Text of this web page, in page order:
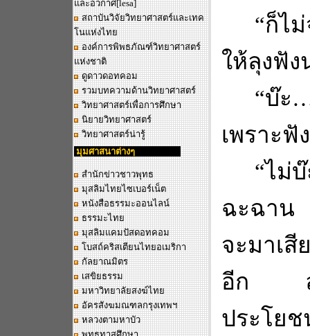
และอวกาศ[lesa]
สถาบันวิจัยวิทยาศาสตร์และเทค
โนแห่งไทย
องค์การพิพธภัณฑ์วิทยาศาสตร์
แห่งชาติ
ดูดาวดอทคอม
รวมบทความด้านวิทยาศาสตร์
วิทยาศาสตร์เพื่อการศึกษา
นิยายวิทยาศาสตร์
วิทยาศาสตร์น่ารู้
มุมศาสนาต่างๆ
สำนักข่าวชาวพุทธ
มุสลิมไทยไซเบอร์เน็ต
หนังสือธรรมะออนไลน์
ธรรมะไทย
มุสลิมแคมปัสดอทคอม
โบสถ์คริสเตียนไทยอเมริกา
กัลยาณมิตร
เสขิยธรรม
มหาวิทยาลัยสงฆ์ไทย
อัครสังฆมณฑลกรุงเทพฯ
หลวงตามหาบัว
“ก็ไ
ให้ลุงฟัง
“บ๊ะ
เพราะ
“ไม่
ฉะฉา
จะมาเสี
อีก ลุง
ประโยช